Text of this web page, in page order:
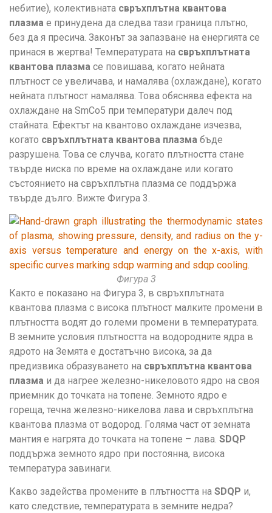
небитие), колективната свръхплътна квантова
плазма е принудена да следва тази граница плътно,
без да я пресича. Законът за запазване на енергията се
принася в жертва! Температурата на свръхплътната
квантова плазма се повишава, когато нейната
плътност се увеличава, и намалява (охлаждане), когато
нейната плътност намалява. Това обяснява ефекта на
охлаждане на SmCo5 при температури далеч под
стайната. Ефектът на квантово охлаждане изчезва,
когато свръхплътната квантова плазма бъде
разрушена. Това се случва, когато плътността стане
твърде ниска по време на охлаждане или когато
състоянието на свръхплътна плазма се поддържа
твърде дълго. Вижте Фигура 3.
Фигура 3
Както е показано на Фигура 3, в свръхплътната
квантова плазма с висока плътност малките промени в
плътността водят до големи промени в температурата.
В земните условия плътността на водородните ядра в
ядрото на Земята е достатъчно висока, за да
предизвика образуването на свръхплътна квантова
плазма и да нагрее железно-никеловото ядро на своя
приемник до точката на топене. Земното ядро е
гореща, течна железно-никелова лава и свръхплътна
квантова плазма от водород. Голяма част от земната
мантия е нагрята до точката на топене – лава. SDQP
поддържа земното ядро при постоянна, висока
температура завинаги.
Какво задейства промените в плътността на SDQP и,
като следствие, температурата в земните недра?